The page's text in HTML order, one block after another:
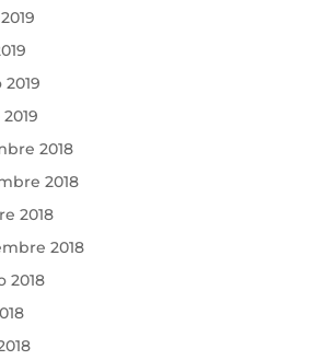
2018
2018
2018
2018
2018